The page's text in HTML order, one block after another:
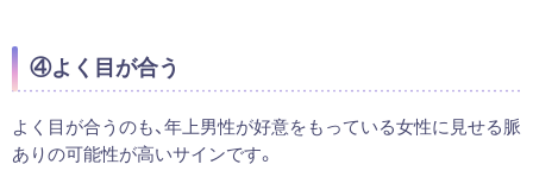
④よく目が合う
よく目が合うのも、年上男性が好意をもっている女性に見せる脈
ありの可能性が高いサインです。